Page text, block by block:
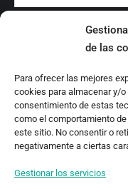
de las
Para ofrecer las mejores
cookies para almacenar y/
consentimiento de estas
como el comportamiento
este sitio. No consentir o
negativamente a ciertas
Gestionar los servicios
PRODUCT CATEGORIES
Catálogo
Escrituras Locales
Estudio
Investigación